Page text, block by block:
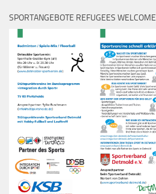
SPORTANGEBOTE REFUGEES WELCOME